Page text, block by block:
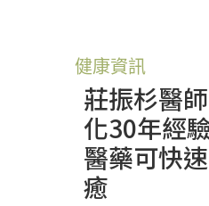
健康資訊
莊振杉醫
化30年經
醫藥可快
癒